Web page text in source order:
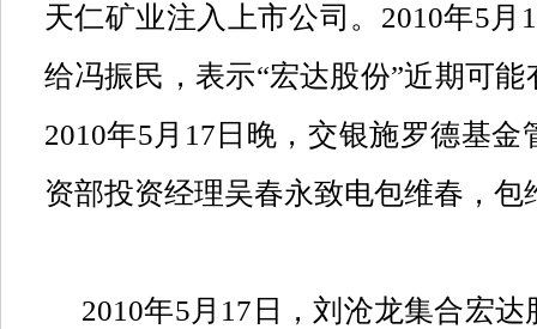
天仁矿业注入上市公司。 2010年5 月
给冯振民，表示“宏达股份”近期可能
2010年5 月 17 日晚，交银施罗德基
资部投资经理吴春永致电包维春，
2010年5 月 17 日，刘沧龙集合宏